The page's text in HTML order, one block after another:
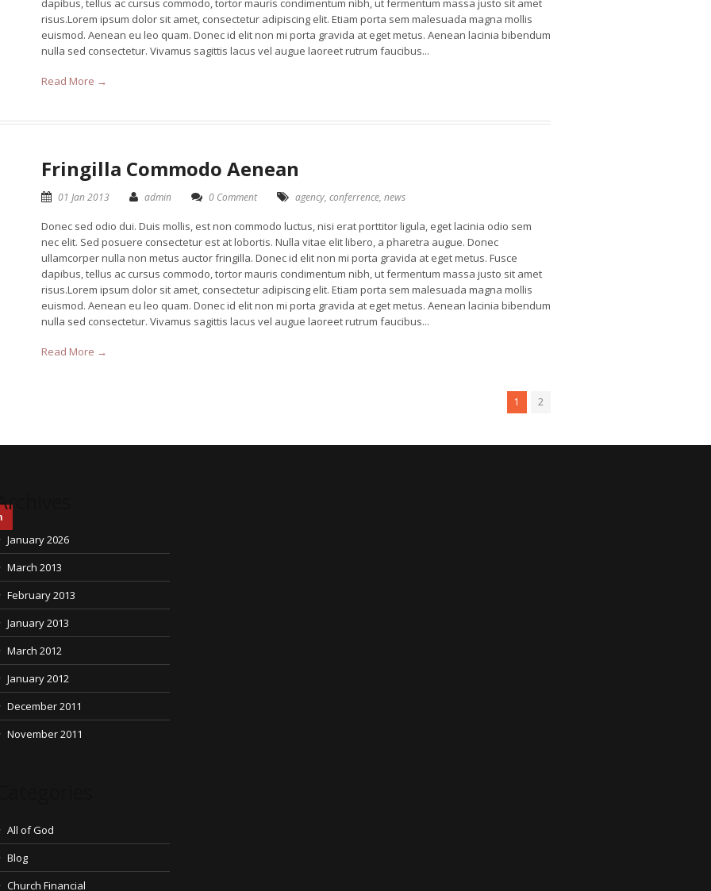
dapibus, tellus ac cursus commodo, tortor mauris condimentum nibh, ut fermentum massa justo sit amet
risus.Lorem ipsum dolor sit amet, consectetur adipiscing elit. Etiam porta sem malesuada magna mollis
euismod. Aenean eu leo quam. Donec id elit non mi porta gravida at eget metus. Aenean lacinia bibendum
nulla sed consectetur. Vivamus sagittis lacus vel augue laoreet rutrum faucibus...
Read More →
Fringilla Commodo Aenean
01 Jan 2013 admin 0 Comment agency, conferrence, news
Donec sed odio dui. Duis mollis, est non commodo luctus, nisi erat porttitor ligula, eget lacinia odio sem
nec elit. Sed posuere consectetur est at lobortis. Nulla vitae elit libero, a pharetra augue. Donec
ullamcorper nulla non metus auctor fringilla. Donec id elit non mi porta gravida at eget metus. Fusce
dapibus, tellus ac cursus commodo, tortor mauris condimentum nibh, ut fermentum massa justo sit amet
risus.Lorem ipsum dolor sit amet, consectetur adipiscing elit. Etiam porta sem malesuada magna mollis
euismod. Aenean eu leo quam. Donec id elit non mi porta gravida at eget metus. Aenean lacinia bibendum
nulla sed consectetur. Vivamus sagittis lacus vel augue laoreet rutrum faucibus...
Read More →
1 2
January 2026
March 2013
February 2013
January 2013
March 2012
January 2012
December 2011
November 2011
All of God
Blog
Church Financial